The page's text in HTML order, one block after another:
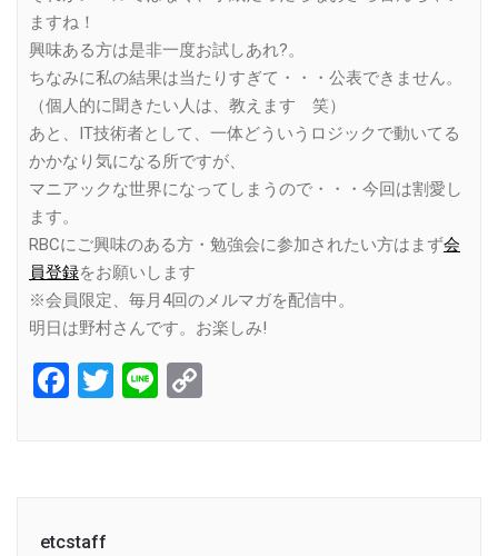
ますね！
興味ある方は是非一度お試しあれ?。
ちなみに私の結果は当たりすぎて・・・公表できません。
（個人的に聞きたい人は、教えます 笑）
あと、IT技術者として、一体どういうロジックで動いてる
かかなり気になる所ですが、
マニアックな世界になってしまうので・・・今回は割愛し
ます。
RBCにご興味のある方・勉強会に参加されたい方はまず会
員登録をお願いします
※会員限定、毎月4回のメルマガを配信中。
明日は野村さんです。お楽しみ!
Facebook
Twitter
Line
etcstaff